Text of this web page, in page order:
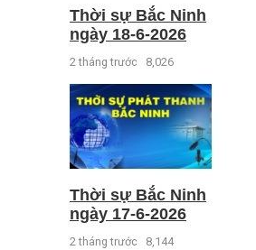
Thời sự Bắc Ninh
ngày 18-6-2026
2 tháng trước 8,026
Thời sự Bắc Ninh
ngày 17-6-2026
2 tháng trước 8,144